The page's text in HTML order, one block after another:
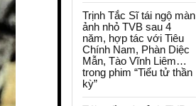
Trịnh Tắc Sĩ tái ngộ màn
ảnh nhỏ TVB sau 4
năm, hợp tác với Tiêu
Chính Nam, Phàn Diệc
Mẫn, Tào Vĩnh Liêm…
trong phim “Tiểu tử thần
kỳ”